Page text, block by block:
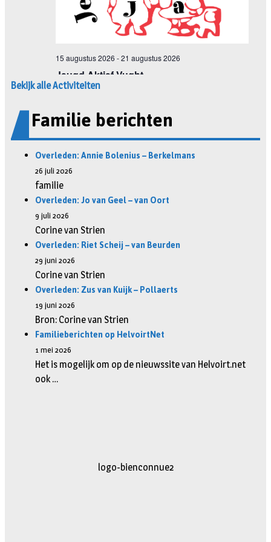
Bekijk alle Activiteiten
Familie berichten
Overleden: Annie Bolenius – Berkelmans
26 juli 2026
familie
Overleden: Jo van Geel – van Oort
9 juli 2026
Corine van Strien
Overleden: Riet Scheij – van Beurden
29 juni 2026
Corine van Strien
Overleden: Zus van Kuijk – Pollaerts
19 juni 2026
Bron: Corine van Strien
Familieberichten op HelvoirtNet
1 mei 2026
Het is mogelijk om op de nieuwssite van Helvoirt.net
ook …
logo-movimiento.fw